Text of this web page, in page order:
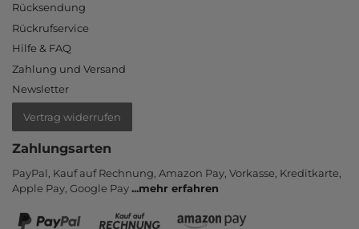
Rücksendung
Rückrufservice
Hilfe & FAQ
Zahlung und Versand
Newsletter
Vertrag widerrufen
Zahlungsarten
PayPal, Kauf auf Rechnung, Amazon Pay, Vor­kasse, Kredit­karte,
Apple Pay, Google Pay...mehr erfahren